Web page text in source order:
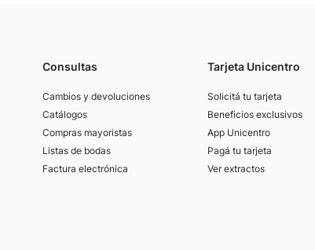
Consultas
Cambios y devoluciones
Catálogos
Compras mayoristas
Listas de bodas
Factura electrónica
Tarjeta Unicentro
Solicitá tu tarjeta
Beneficios exclusivos
App Unicentro
Pagá tu tarjeta
Ver extractos